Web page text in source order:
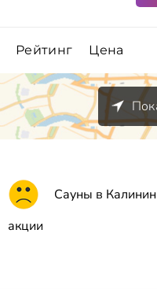
Рейтинг Цена
Сауны в
акции